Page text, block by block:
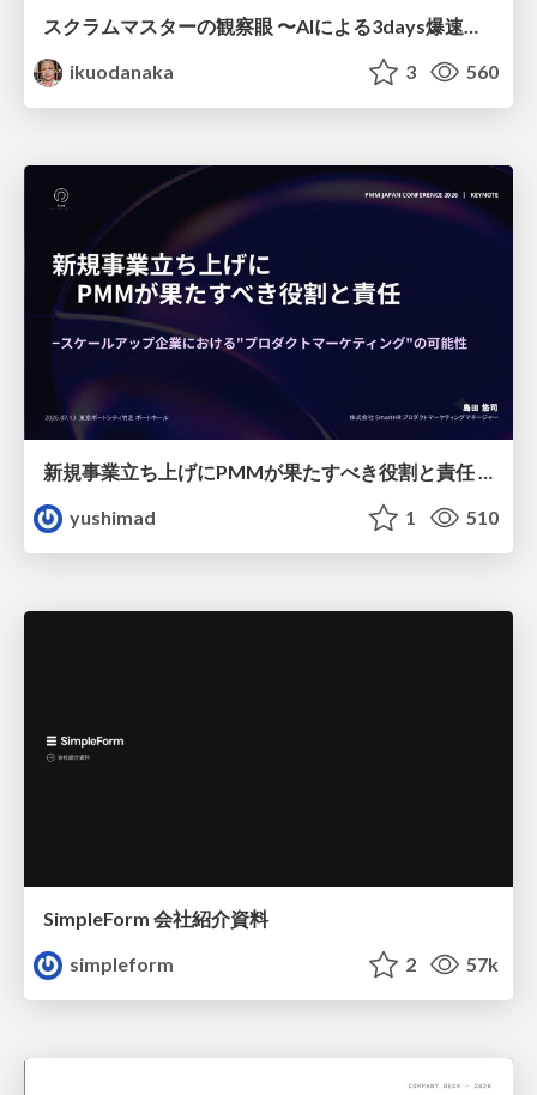
スクラムマスターの観察眼 〜AIによる3days爆速キャッチアップと次の一手〜/The Scrum Master's Insight: Lightning-Fast 3-Day Catch-Up with AI and the Next Move
ikuodanaka
3 560
新規事業立ち上げにPMMが果たすべき役割と責任 −スケールアップ企業における"プロダクトマーケティング"の可能性
yushimad
1 510
SimpleForm 会社紹介資料
simpleform
2 57k